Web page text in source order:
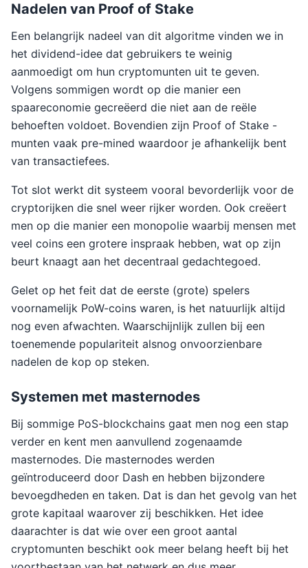
Nadelen van Proof of Stake
Een belangrijk nadeel van dit algoritme vinden we in
het dividend-idee dat gebruikers te weinig
aanmoedigt om hun cryptomunten uit te geven.
Volgens sommigen wordt op die manier een
spaareconomie gecreëerd die niet aan de reële
behoeften voldoet. Bovendien zijn Proof of Stake -
munten vaak pre-mined waardoor je afhankelijk bent
van transactiefees.
Tot slot werkt dit systeem vooral bevorderlijk voor de
cryptorijken die snel weer rijker worden. Ook creëert
men op die manier een monopolie waarbij mensen met
veel coins een grotere inspraak hebben, wat op zijn
beurt knaagt aan het decentraal gedachtegoed.
Gelet op het feit dat de eerste (grote) spelers
voornamelijk PoW-coins waren, is het natuurlijk altijd
nog even afwachten. Waarschijnlijk zullen bij een
toenemende populariteit alsnog onvoorzienbare
nadelen de kop op steken.
Systemen met masternodes
Bij sommige PoS-blockchains gaat men nog een stap
verder en kent men aanvullend zogenaamde
masternodes. Die masternodes werden
geïntroduceerd door Dash en hebben bijzondere
bevoegdheden en taken. Dat is dan het gevolg van het
grote kapitaal waarover zij beschikken. Het idee
daarachter is dat wie over een groot aantal
cryptomunten beschikt ook meer belang heeft bij het